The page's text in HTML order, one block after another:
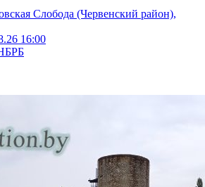
Слобода (Червенский район),
16:00